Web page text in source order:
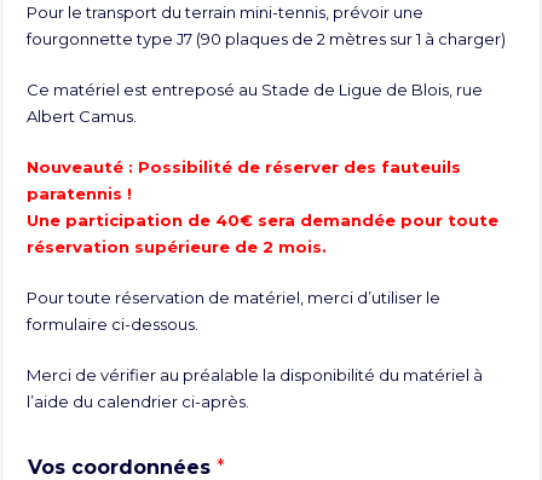
Pour le transport du terrain mini-tennis, prévoir une
fourgonnette type J7 (90 plaques de 2 mètres sur 1 à charger)
Ce matériel est entreposé au Stade de Ligue de Blois, rue
Albert Camus.
Nouveauté : Possibilité de réserver des fauteuils
paratennis !
Une participation de 40€ sera demandée pour toute
réservation supérieure de 2 mois.
Pour toute réservation de matériel, merci d’utiliser le
formulaire ci-dessous.
Merci de vérifier au préalable la disponibilité du matériel à
l’aide du calendrier ci-après.
Vos coordonnées*